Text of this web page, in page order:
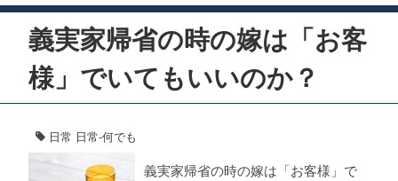
義実家帰省の時の嫁は「お客
様」でいてもいいのか？
日常 日常-何でも
義実家帰省の時の嫁は「お客様」で